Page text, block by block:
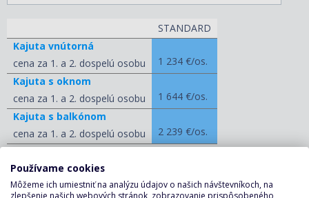
STANDARD
Kajuta vnútorná
cena za 1. a 2. dospelú osobu
1 234 €/os.
Kajuta s oknom
cena za 1. a 2. dospelú osobu
1 644 €/os.
Kajuta s balkónom
cena za 1. a 2. dospelú osobu
2 239 €/os.
Používame cookies
Môžeme ich umiestniť na analýzu údajov o našich návštevníkoch, na
zlepšenie našich webových stránok, zobrazovanie prispôsobeného